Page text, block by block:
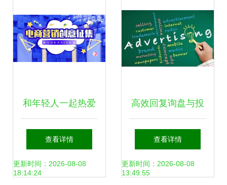
品质
和年轻人一起热爱
的京东校园，划开
了电商营销共创时
查看详情
更新时间：2026-08-08
18:14:24
高效回复询盘与投
放各类广告的技巧
指南
查看详情
更新时间：2026-08-08
13:49:55